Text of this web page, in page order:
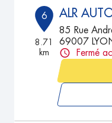
6
8.71
km
ALR
85 Rue
69007
Fermé